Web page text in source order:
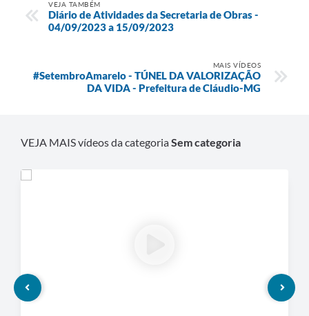
VEJA TAMBÉM
Diário de Atividades da Secretaria de Obras -
04/09/2023 a 15/09/2023
MAIS VÍDEOS
#SetembroAmarelo - TÚNEL DA VALORIZAÇÃO
DA VIDA - Prefeitura de Cláudio-MG
VEJA MAIS vídeos da categoriaSem categoria